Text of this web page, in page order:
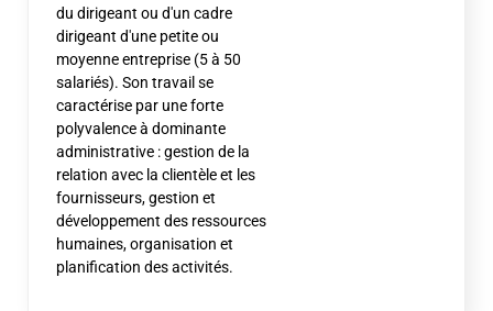
du dirigeant ou d'un cadre
dirigeant d'une petite ou
moyenne entreprise (5 à 50
salariés). Son travail se
caractérise par une forte
polyvalence à dominante
administrative : gestion de la
relation avec la clientèle et les
fournisseurs, gestion et
développement des ressources
humaines, organisation et
planification des activités.